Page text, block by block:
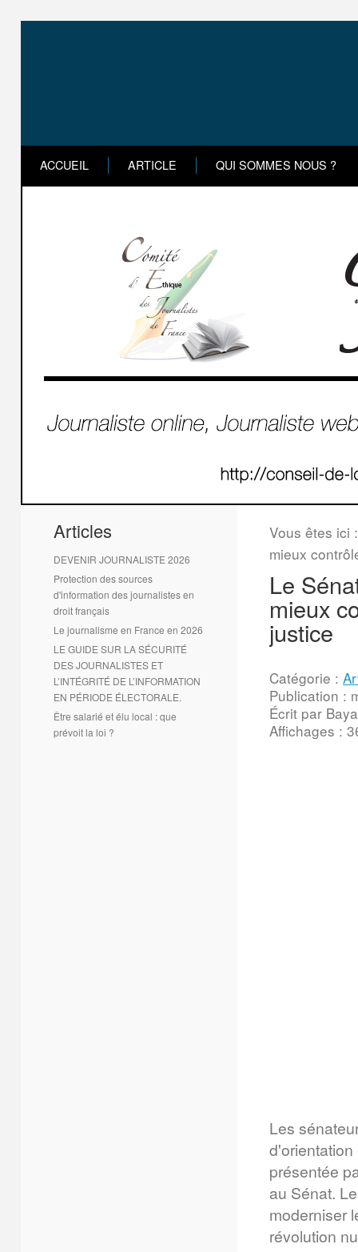
ACCUEIL ARTICLE QUI SOMMES NOUS ?
1 2
Articles
DEVENIR JOURNALISTE 2026
Protection des sources
d'information des journalistes en
droit français
Le journalisme en France en 2026
LE GUIDE SUR LA SÉCURITÉ
DES JOURNALISTES ET
L’INTÉGRITÉ DE L’INFORMATION
EN PÉRIODE ÉLECTORALE.
Être salarié et élu local : que
prévoit la loi ?
Vous êtes ici
mieux
Le
mieux
justice
Catégorie :
Publication :
Écrit par
Affichages :
Les
présentée
au Sénat.
moderniser
révolution